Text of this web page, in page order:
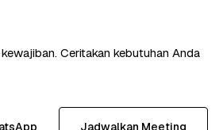
Ceritakan kebutuhan Anda
Jadwalkan Meeting